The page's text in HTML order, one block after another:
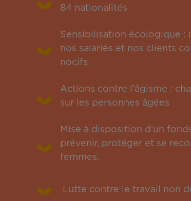
84 nationalités
Sensibilisation écologique
nos salariés et nos clients
nocifs
Actions contre l’âgisme :
sur les personnes âgées
Mise à disposition d’un
prévenir, protéger et se
femmes.
Lutte contre le travail non